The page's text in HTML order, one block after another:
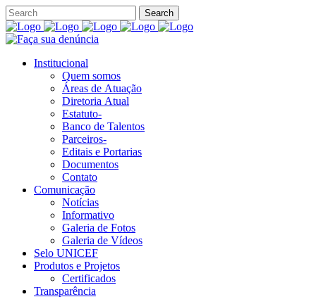
Institucional
Quem somos
Áreas de Atuação
Diretoria Atual
Estatuto-
Banco de Talentos
Parceiros-
Editais e Portarias
Documentos
Contato
Comunicação
Notícias
Informativo
Galeria de Fotos
Galeria de Vídeos
Selo UNICEF
Produtos e Projetos
Certificados
Transparência